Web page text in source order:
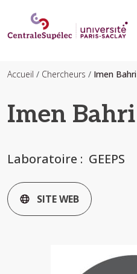
Imen Bahri
Laboratoire GEEPS
SITE WEB
Accueil Chercheurs Imen Bahri